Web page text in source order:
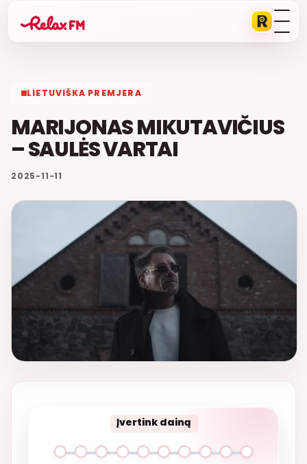
LIETUVIŠKA PREMJERA
MARIJONAS MIKUTAVIČIUS
– SAULĖS VARTAI
2025-11-11
Įvertink dainą